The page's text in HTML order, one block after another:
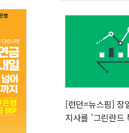
[런던=뉴스핌] 장
지사를 '그린란드